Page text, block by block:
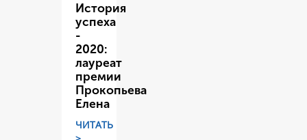
История
успеха
-
2020:
лауреат
премии
Прокопьева
Елена
ЧИТАТЬ